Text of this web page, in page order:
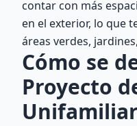
contar con más
en el exterior, lo que
áreas verdes,
Cómo se
Proyecto
Unifamiliar